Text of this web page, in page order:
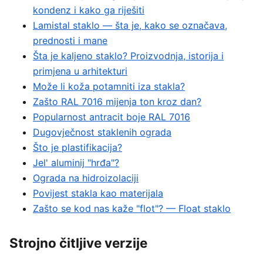
kondenz i kako ga riješiti
Lamistal staklo — šta je, kako se označava,
prednosti i mane
Šta je kaljeno staklo? Proizvodnja, istorija i
primjena u arhitekturi
Može li koža potamniti iza stakla?
Zašto RAL 7016 mijenja ton kroz dan?
Popularnost antracit boje RAL 7016
Dugovječnost staklenih ograda
Što je plastifikacija?
Jel' aluminij "hrđa"?
Ograda na hidroizolaciji
Povijest stakla kao materijala
Zašto se kod nas kaže "flot"? — Float staklo
Strojno čitljive verzije